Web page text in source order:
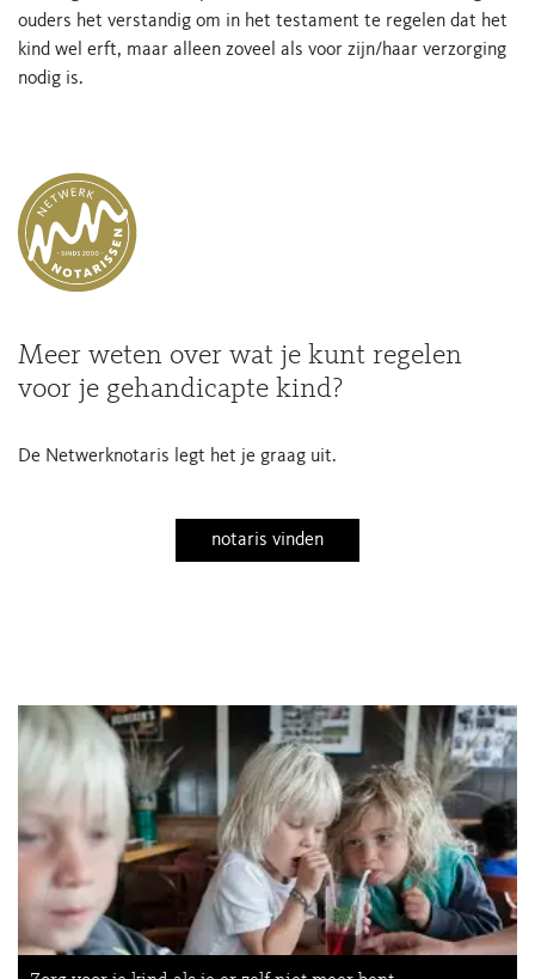
ouders het verstandig om in het testament te regelen dat het
kind wel erft, maar alleen zoveel als voor zijn/haar verzorging
nodig is.
Meer weten over wat je kunt regelen
voor je gehandicapte kind?
De Netwerknotaris legt het je graag uit.
notaris vinden